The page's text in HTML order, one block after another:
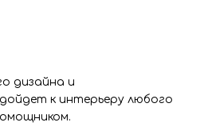
дизайна и
к интерьеру любого